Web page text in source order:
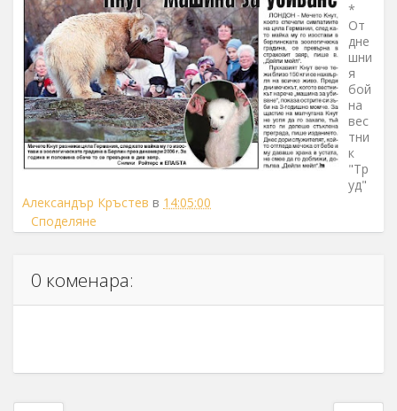
*
От
дне
шни
я
бой
на
вес
тни
к
"Тр
уд"
Александър Кръстев в 14:05:00
Споделяне
0 коменара: